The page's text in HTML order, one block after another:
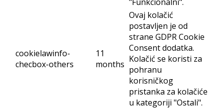
"Funkcionalni".
cookielawinfo-
checbox-others
11
months
Ovaj kolačić
postavljen je od
strane GDPR Cookie
Consent dodatka.
Kolačić se koristi za
pohranu
korisničkog
pristanka za kolačiće
u kategoriji "Ostali".